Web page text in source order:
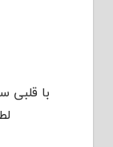
با قلبی